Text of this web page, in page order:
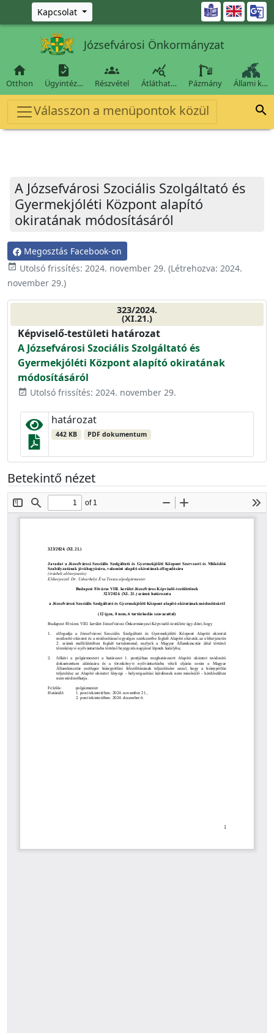
Ugrás a fő tartalomra
Kapcsolat 
Józsefvárosi Önkormányzat

Otthon

Ügyintéz…

Részvétel

Átláthat… Pázmány Állami k…
Válasszon a menüpontok közül 
A Józsefvárosi Szociális Szolgáltató és
Gyermekjóléti Központ alapító
okiratának módosításáról
Megosztás Facebook-on
event_available Utolsó frissítés: 2024. november 29. (Létrehozva: 2024.
november 29.)
323/2024.
(XI.21.)
Képviselő-testületi határozat
A Józsefvárosi Szociális Szolgáltató és
Gyermekjóléti Központ alapító okiratának
módosításáról
event_available Utolsó frissítés: 2024. november 29.
határozat
442 KB PDF dokumentum
Betekintő nézet